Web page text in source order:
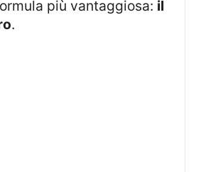
più vantaggiosa: il
.